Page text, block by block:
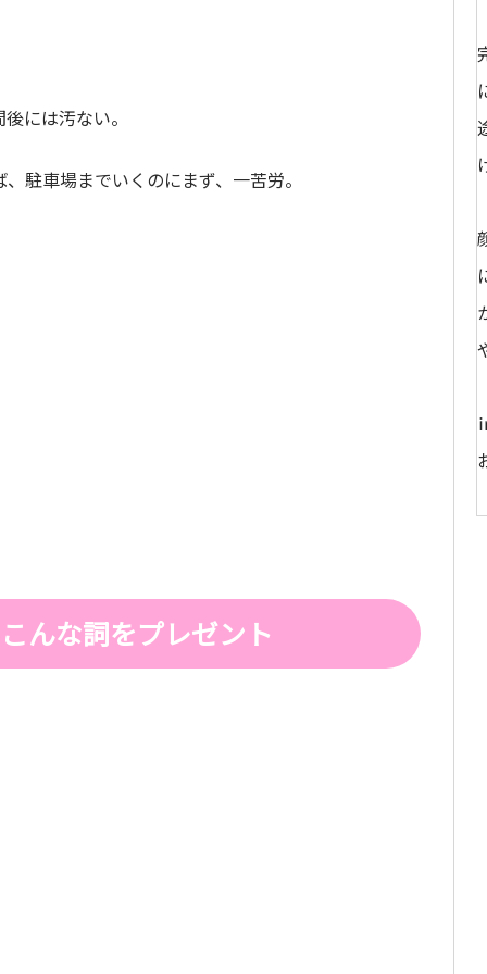
には汚ない。
駐車場までいくのにまず、一苦労。
んな詞をプレゼント